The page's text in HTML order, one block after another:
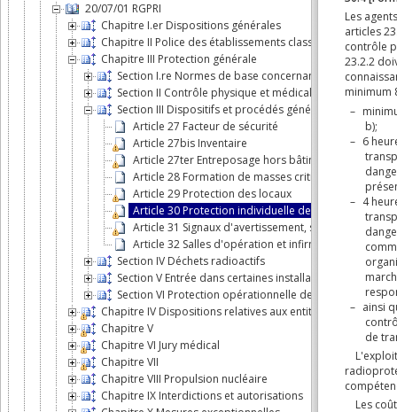
20/07/01 RGPRI
Chapitre I.er Dispositions générales
Chapitre II Police des établissements classés
Chapitre III Protection générale
Section I.re Normes de base concernant la protection
Section II Contrôle physique et médical
Section III Dispositifs et procédés généraux de
Article 27 Facteur de sécurité
Article 27bis Inventaire
Article 27ter Entreposage hors bâtiment
Article 28 Formation de masses critiques
Article 29 Protection des locaux
Article 30 Protection individuelle des personnes
Article 31 Signaux d'avertissement, symboles et
Article 32 Salles d'opération et infirmerie
Section IV Déchets radioactifs
Section V Entrée dans certaines installations
Section VI Protection opérationnelle des travailleurs
Chapitre IV Dispositions relatives aux entités que
Chapitre V
Chapitre VI Jury médical
Chapitre VII
Chapitre VIII Propulsion nucléaire
Chapitre IX Interdictions et autorisations